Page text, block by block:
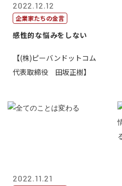
2022.12.12
企業家たちの金言
感性的な悩みをしない
【(株)ピーバンドットコム
代表取締役 田坂正樹】
2022.11.21